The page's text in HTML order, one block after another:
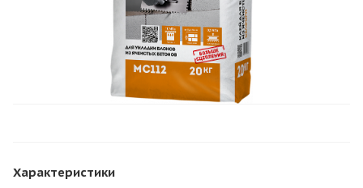
Характеристики